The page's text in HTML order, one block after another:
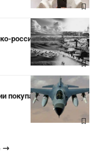
российская научная
покупать истребители